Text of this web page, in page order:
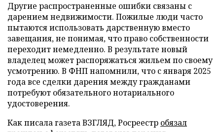
Другие распространенные ошибки связаны с
дарением недвижимости. Пожилые люди часто
пытаются использовать дарственную вместо
завещания, не понимая, что право собственности
переходит немедленно. В результате новый
владелец может распоряжаться жильем по своему
усмотрению. В ФНП напомнили, что с января 2025
года все сделки дарения между гражданами
потребуют обязательного нотариального
удостоверения.
Как писала газета ВЗГЛЯД, Росреестр обязал